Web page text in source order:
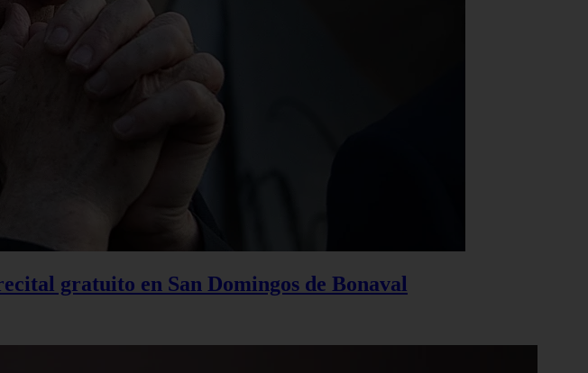
gratuito en San Domingos de Bonaval